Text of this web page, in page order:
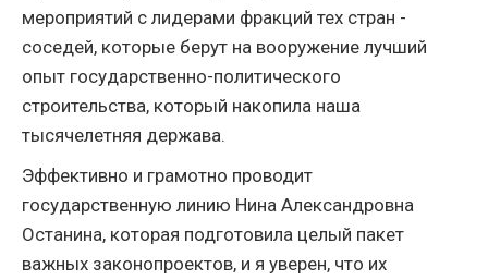
мероприятий с лидерами фракций тех стран -
соседей, которые берут на вооружение лучший
опыт государственно-политического
строительства, который накопила наша
тысячелетняя держава.
Эффективно и грамотно проводит
государственную линию Нина Александровна
Останина, которая подготовила целый пакет
важных законопроектов, и я уверен, что их